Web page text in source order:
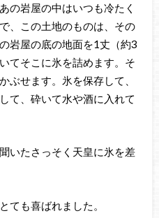
の岩屋の中はいつも冷たく
、この土地のものは、その
岩屋の底の地面を1丈（約3
てそこに氷を詰めます。そ
ぶせます。氷を保存して、
て、砕いて水や酒に入れて
いたさっそく天皇に氷を差
ても喜ばれました。